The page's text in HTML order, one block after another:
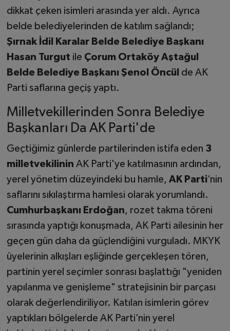
dikkat çeken isimleri arasında yer aldı. Ayrıca
belde belediyelerinden de katılım sağlandı;
Şırnak İdil Karalar Belde Belediye Başkanı
Hasan Turgut ile Çorum Ortaköy Aştağul
Belde Belediye Başkanı Şenol Öncül de AK
Parti saflarına geçiş yaptı.
Milletvekillerinden Sonra Belediye
Başkanları Da AK Parti'de
Geçtiğimiz günlerde partilerinden istifa eden 3
milletvekilinin AK Parti'ye katılmasının ardından,
yerel yönetim düzeyindeki bu hamle, AK Parti’nin
saflarını sıkılaştırma hamlesi olarak yorumlandı.
Cumhurbaşkanı Erdoğan, rozet takma töreni
sırasında yaptığı konuşmada, AK Parti ailesinin her
geçen gün daha da güçlendiğini vurguladı. MKYK
üyelerinin alkışları eşliğinde gerçekleşen tören,
partinin yerel seçimler sonrası başlattığı "yeniden
yapılanma ve genişleme" stratejisinin bir parçası
olarak değerlendiriliyor. Katılan isimlerin görev
yaptıkları bölgelerde AK Parti’nin yerel